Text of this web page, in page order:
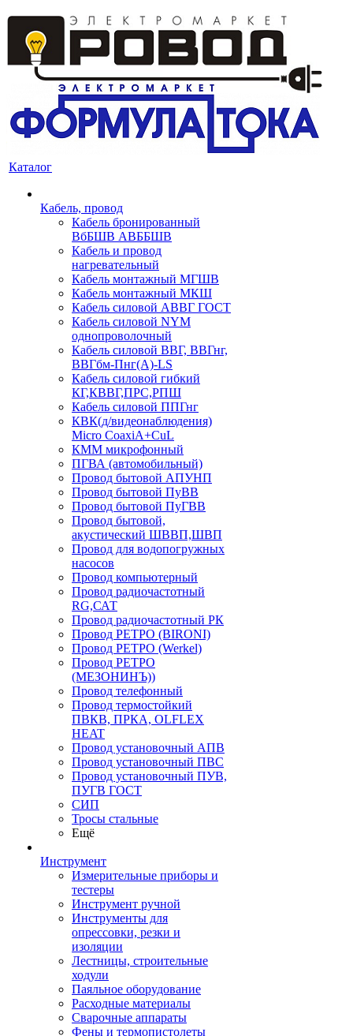
Каталог
Кабель, провод
Кабель бронированный
ВбБШВ АВББШВ
Кабель и провод
нагревательный
Кабель монтажный МГШВ
Кабель монтажный МКШ
Кабель силовой АВВГ ГОСТ
Кабель силовой NYM
однопроволочный
Кабель силовой ВВГ, ВВГнг,
ВВГбм-Пнг(А)-LS
Кабель силовой гибкий
КГ,КВВГ,ПРС,РПШ
Кабель силовой ППГнг
КВК(д/видеонаблюдения)
Micro CoaxiA+CuL
КММ микрофонный
ПГВА (автомобильный)
Провод бытовой АПУНП
Провод бытовой ПуВВ
Провод бытовой ПуГВВ
Провод бытовой,
акустический ШВВП,ШВП
Провод для водопогружных
насосов
Провод компьютерный
Провод радиочастотный
RG,САТ
Провод радиочастотный РК
Провод РЕТРО (BIRONI)
Провод РЕТРО (Werkel)
Провод РЕТРО
(МЕЗОНИНЪ))
Провод телефонный
Провод термостойкий
ПВКВ, ПРКА, OLFLEX
HEAT
Провод установочный АПВ
Провод установочный ПВС
Провод установочный ПУВ,
ПУГВ ГОСТ
СИП
Тросы стальные
Ещё
Инструмент
Измерительные приборы и
тестеры
Инструмент ручной
Инструменты для
опрессовки, резки и
изоляции
Лестницы, строительные
ходули
Паяльное оборудование
Расходные материалы
Сварочные аппараты
Фены и термопистолеты